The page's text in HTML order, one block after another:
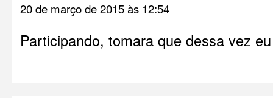
20 de março de 2015 às 12:54
Participando, tomara que dessa vez